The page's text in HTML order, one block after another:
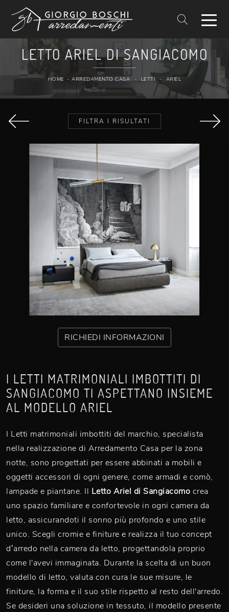
LETTO ARIEL DI SANGIACOMO
HOME - ARREDAMENTO CASA - LETTI - ARIEL
FILTRA I RISULTATI
RICHIEDI INFORMAZIONI
I LETTI MATRIMONIALI IMBOTTITI DI
SANGIACOMO TI ASPETTANO INSIEME
AL MODELLO ARIEL
I Letti matrimoniali imbottiti del marchio, specialista
nella realizzazione di Arredamento Casa per la zona
notte, sono progettati per essere abbinati a mobili e
oggetti accessori di ogni genere, come armadi e comò,
lampade e piantane. Il Letto Ariel di Sangiacomo crea
uno spazio familiare e confortevole in ogni camera da
letto, assicurandoti il sonno più profondo e uno stile
unico. Scegli cromie e finiture e realizza il tuo concept
d’arredo nella camera da letto, progettandola proprio
come l'avevi immaginata. Durante la scelta di un buon
modello di letto, valuta con cura le sue misure, le
finiture, la forma e il suo stile rispetto al resto dell'arredo.
Se desideri una soluzione in tessuto, il modello presente